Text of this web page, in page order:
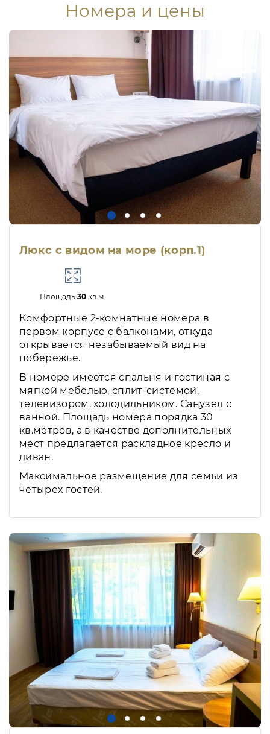
Номера и цены
Люкс с видом на море (корп.1)
Площадь30 кв.м.
Комфортные 2-комнатные номера в
первом корпусе с балконами, откуда
открывается незабываемый вид на
побережье.
В номере имеется спальня и гостиная с
мягкой мебелью, сплит-системой,
телевизором. холодильником. Санузел с
ванной. Площадь номера порядка 30
кв.метров, а в качестве дополнительных
мест предлагается раскладное кресло и
диван.
Максимальное размещение для семьи из
четырех гостей.